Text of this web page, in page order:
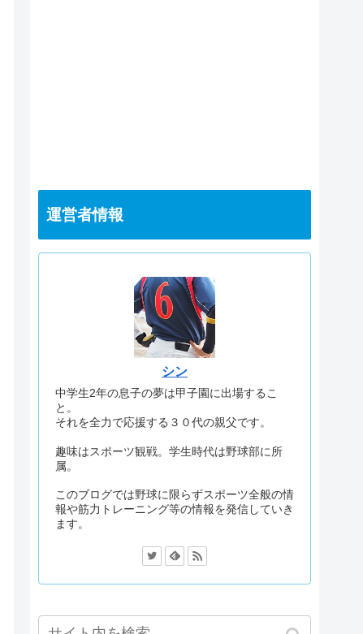
運営者情報
シン
中学生2年の息子の夢は甲子園に出場するこ
と。
それを全力で応援する３０代の親父です。
趣味はスポーツ観戦。学生時代は野球部に所
属。
このブログでは野球に限らずスポーツ全般の情
報や筋力トレーニング等の情報を発信していき
ます。